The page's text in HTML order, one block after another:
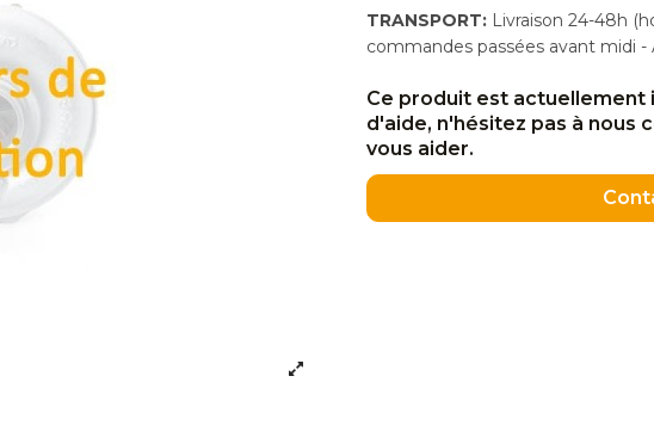
TRANSPORT: Livraison 24-48h
commandes passées avant midi -
Ce produit est actuellement
d'aide, n'hésitez pas à nous
vous aider.